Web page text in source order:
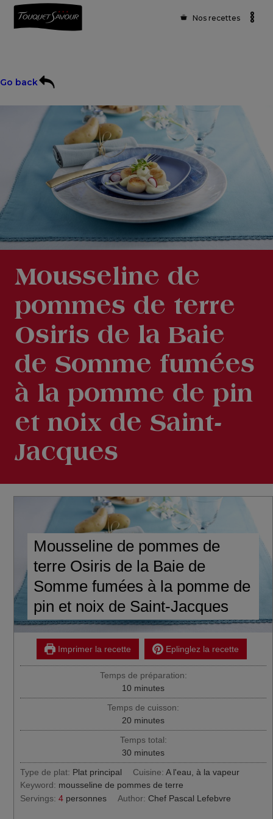
Nos recettes
Go back
Mousseline de
pommes de terre
Osiris de la Baie
de Somme fumées
à la pomme de pin
et noix de Saint-
Jacques
Mousseline de pommes de
terre Osiris de la Baie de
Somme fumées à la pomme de
pin et noix de Saint-Jacques
Imprimer la recette Eplinglez la recette
Temps de préparation:
10 minutes
minutes
Temps de cuisson:
20 minutes
minutes
Temps total:
30 minutes
minutes
Type de plat: Plat principal Cuisine: A l'eau, à la vapeur
Keyword: mousseline de pommes de terre
Servings:4 personnes Author: Chef Pascal Lefebvre